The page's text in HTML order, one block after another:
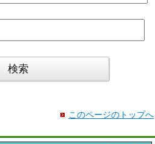
このページのトップへ